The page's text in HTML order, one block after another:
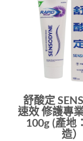
舒酸定
速效 修護專
100g (產地
造）